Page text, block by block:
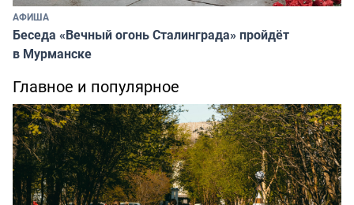
АФИША
Беседа «Вечный огонь Сталинграда» пройдёт
в Мурманске
Главное и популярное